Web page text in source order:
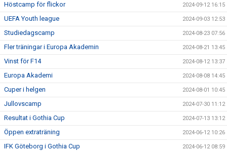
Höstcamp för flickor 2024-09-12 16:15
UEFA Youth league 2024-09-03 12:53
Studiedagscamp 2024-08-23 07:56
Fler träningar i Europa Akademin 2024-08-21 13:45
Vinst för F14 2024-08-12 13:37
Europa Akademi 2024-08-08 14:45
Cuper i helgen 2024-08-01 10:45
Jullovscamp 2024-07-30 11:12
Resultat i Gothia Cup 2024-07-13 13:12
Öppen extraträning 2024-06-12 10:26
IFK Göteborg i Gothia Cup 2024-06-12 08:59